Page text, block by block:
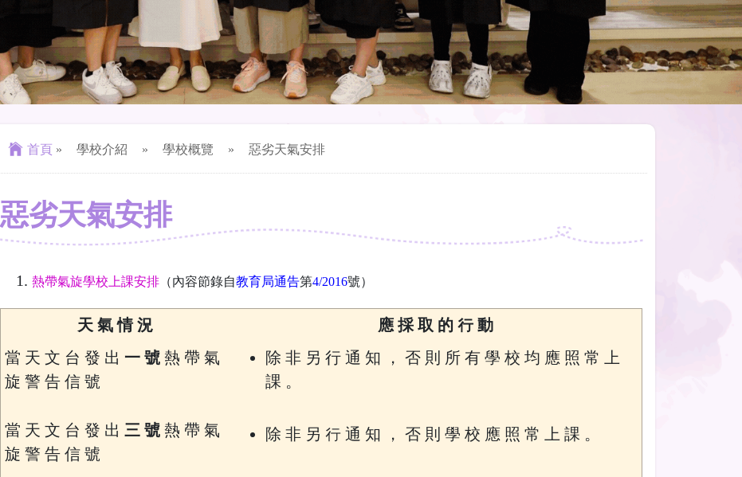
首頁 » 學校介紹 » 學校概覽 » 惡劣天氣安排
惡劣天氣安排
熱帶氣旋學校上課安排 （內容節錄自教育局通告第4/2016號）
天 氣 情 況
應 採 取 的 行 動
當 天 文 台 發 出 一 號 熱 帶 氣
旋 警 告 信 號
除 非 另 行 通 知 ， 否 則 所 有 學 校 均 應 照 常 上
課 。
當 天 文 台 發 出三 號 熱 帶 氣
旋 警 告 信 號
除 非 另 行 通 知 ， 否 則 學 校 應 照 常 上 課 。